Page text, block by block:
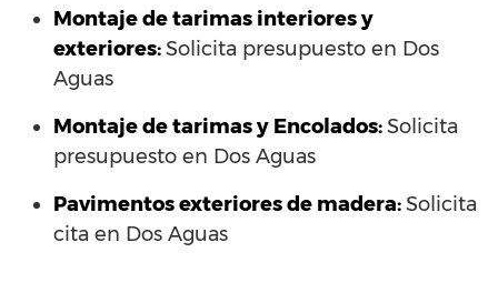
Montaje de tarimas interiores y
exteriores:Solicita presupuesto en Dos
Aguas
Montaje de tarimas y Encolados:Solicita
presupuesto en Dos Aguas
Pavimentos exteriores de madera:Solicita
cita en Dos Aguas